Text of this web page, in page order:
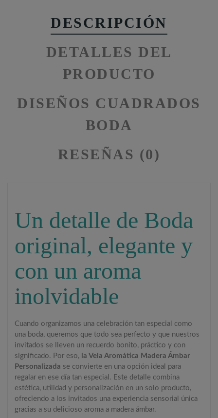
DESCRIPCIÓN
DETALLES DEL
PRODUCTO
DISEÑOS CUADRADOS
BODA
RESEÑAS (0)
Un detalle de Boda
original, elegante y
con un aroma
inolvidable
Cuando organizamos una celebración tan especial como
una boda, queremos que todo sea perfecto y que nuestros
invitados se lleven un recuerdo bonito, práctico y con
significado. Por eso, la Vela Aromática Madera Ámbar
Personalizada se convierte en una opción ideal para
regalar en ese día tan especial. Este detalle combina
estética, utilidad y personalización en un solo producto,
ofreciendo a los invitados una experiencia sensorial única
gracias a su delicioso aroma a madera ámbar.